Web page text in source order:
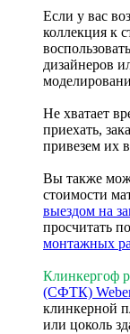
Если у вас
коллекция к
дизайнеров
Не хватает
приехать,
привезем их
Вы также
стоимости
выездом на
просчитать
монтажных
Клинкергоф
(СФТК)
клинкерной
или цоколь